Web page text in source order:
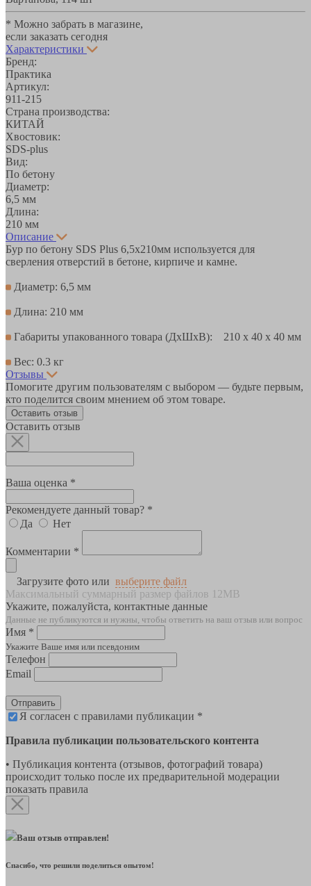
* Можно забрать в магазине,
если заказать сегодня
Характеристики
Бренд:
Практика
Артикул:
911-215
Страна производства:
КИТАЙ
Хвостовик:
SDS-plus
Вид:
По бетону
Диаметр:
6,5 мм
Длина:
210 мм
Описание
Бур по бетону SDS Plus 6,5х210мм используется для
сверления отверстий в бетоне, кирпиче и камне.
Диаметр: 6,5 мм
Длина: 210 мм
Габариты упакованного товара (ДхШхВ): 210 x 40 x 40 мм
Вес: 0.3 кг
Отзывы
Помогите другим пользователям с выбором — будьте первым,
кто поделится своим мнением об этом товаре.
Оставить отзыв
Оставить отзыв
Ваша оценка *
Рекомендуете данный товар? *
Да
Нет
Комментарии *
Загрузите фото или выберите файл
Максимальный суммарный размер файлов 12MB
Укажите, пожалуйста, контактные данные
Данные не публикуются и нужны, чтобы ответить на ваш отзыв или вопрос
Имя *
Укажите Ваше имя или псевдоним
Телефон
Email
Отправить
Я согласен с правилами публикации *
Правила публикации пользовательского контента
• Публикация контента (отзывов, фотографий товара)
происходит только после их предварительной модерации
показать правила
Ваш отзыв отправлен!
Спасибо, что решили поделиться опытом!